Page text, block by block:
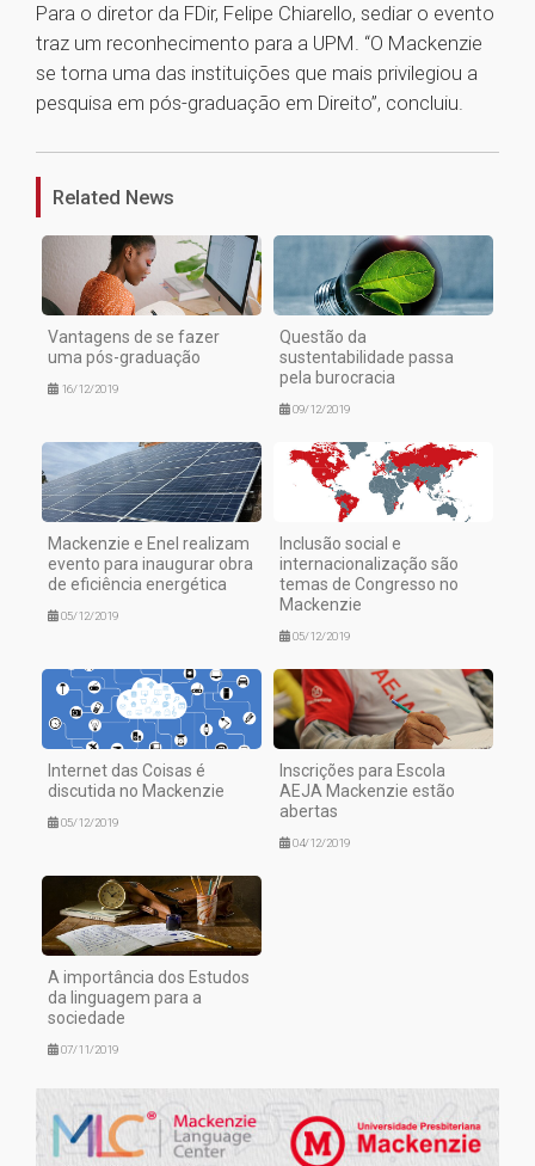
Para o diretor da FDir, Felipe Chiarello, sediar o evento
traz um reconhecimento para a UPM. “O Mackenzie
se torna uma das instituições que mais privilegiou a
pesquisa em pós-graduação em Direito”, concluiu.
1
Related News
Vantagens de se fazer
uma pós-graduação
16/12/2019
Questão da
sustentabilidade passa
pela burocracia
09/12/2019
Mackenzie e Enel realizam
evento para inaugurar obra
de eficiência energética
05/12/2019
Inclusão social e
internacionalização são
temas de Congresso no
Mackenzie
05/12/2019
Internet das Coisas é
discutida no Mackenzie
05/12/2019
Inscrições para Escola
AEJA Mackenzie estão
abertas
04/12/2019
A importância dos Estudos
da linguagem para a
sociedade
07/11/2019